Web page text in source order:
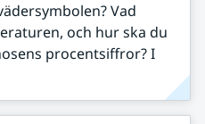
Vad
och hur ska du
procentsiffror? I